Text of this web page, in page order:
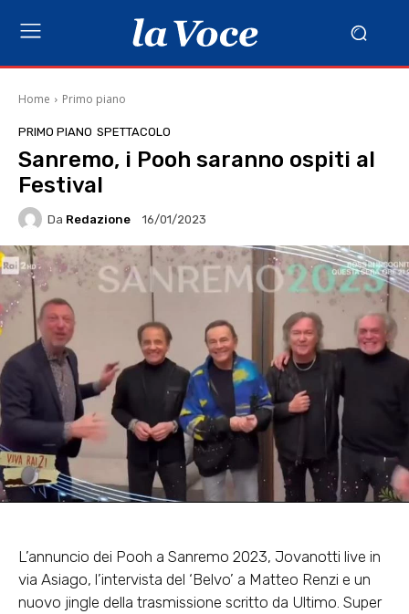
Home Primo piano
PRIMO PIANO SPETTACOLO
Sanremo, i Pooh saranno ospiti al
Festival
Da Redazione 16/01/2023
L’annuncio dei Pooh a Sanremo 2023, Jovanotti live in
via Asiago, l’intervista del ‘Belvo’ a Matteo Renzi e un
nuovo jingle della trasmissione scritto da Ultimo. Super